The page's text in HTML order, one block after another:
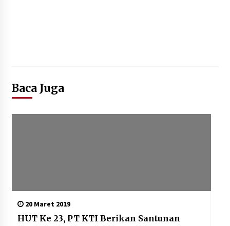
Baca Juga
20 Maret 2019
HUT Ke 23, PT KTI Berikan Santunan